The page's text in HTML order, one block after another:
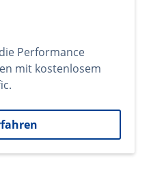
Performance
mit kostenlosem